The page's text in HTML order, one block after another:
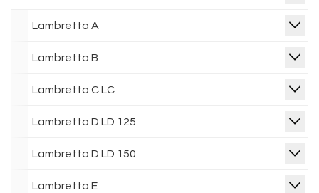
Lambretta A
Lambretta B
Lambretta C LC
Lambretta D LD 125
Lambretta D LD 150
Lambretta E